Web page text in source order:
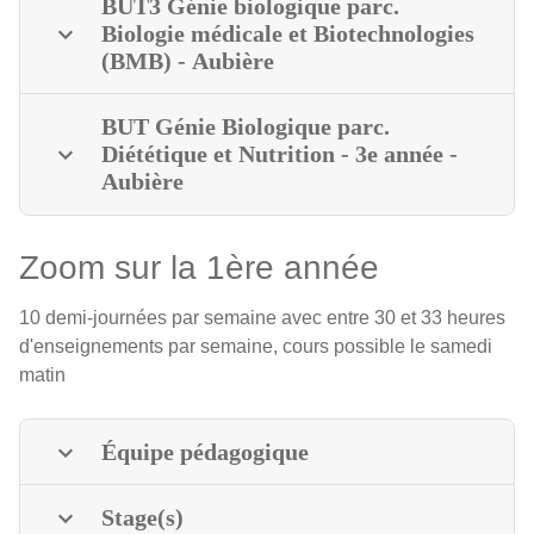
BUT3 Génie biologique parc.
Biologie médicale et Biotechnologies
(BMB) - Aubière
BUT Génie Biologique parc.
Diététique et Nutrition - 3e année -
Aubière
Zoom sur la 1ère année
10 demi-journées par semaine avec entre 30 et 33 heures
d'enseignements par semaine, cours possible le samedi
matin
Équipe pédagogique
Stage(s)